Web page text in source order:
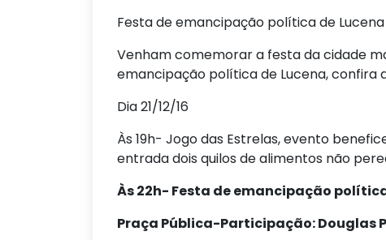
Festa de emancipação política de Lucena
Venham comemorar a festa da cidade
emancipação política de Lucena, confira
Dia 21/12/16
Às 19h- Jogo das Estrelas, evento
entrada dois quilos de alimentos não
Às 22h- Festa de emancipação
Praça Pública-Participação: Douglas